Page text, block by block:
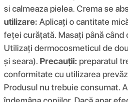
si calmeaza pielea. Crema se
utilizare: Aplicați o cantitate
feței curățată. Masați până când
Utilizați dermocosmeticul de
și seara). Precauții: preparatul
conformitate cu utilizarea
Produsul nu trebuie consumat.